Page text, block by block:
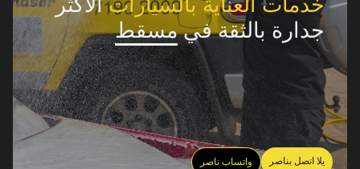
جدارة بالثقة فيمسقط
يلا اتصل بناصر واتساب ناصر